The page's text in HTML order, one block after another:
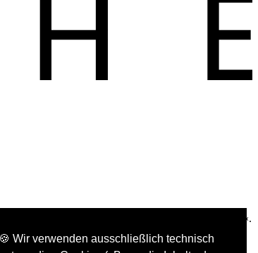
🍪 Wir verwenden ausschließlich technisch
und eröffnet damit den ›Arche Natur Kalender 2023‹.
bedeutender Gegenwartsautor:innen. Folgen Sie
›Arche Natur Kalender‹ eine bild- und